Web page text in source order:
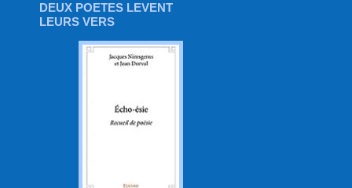
DEUX POETES LEVENT
LEURS VERS